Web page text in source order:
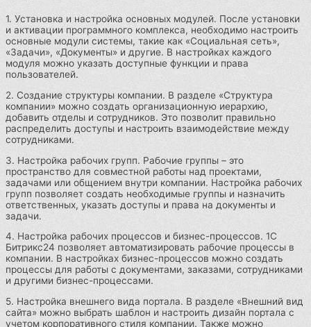
1. Установка и настройка основных модулей. После установки
и активации программного комплекса, необходимо настроить
основные модули системы, такие как «Социальная сеть»,
«Задачи», «Документы» и другие. В настройках каждого
модуля можно указать доступные функции и права
пользователей.
2. Создание структуры компании. В разделе «Структура
компании» можно создать организационную иерархию,
добавить отделы и сотрудников. Это позволит правильно
распределить доступы и настроить взаимодействие между
сотрудниками.
3. Настройка рабочих групп. Рабочие группы – это
пространство для совместной работы над проектами,
задачами или общением внутри компании. Настройка рабочих
групп позволяет создать необходимые группы и назначить
ответственных, указать доступы и права на документы и
задачи.
4. Настройка рабочих процессов и бизнес-процессов. 1С
Битрикс24 позволяет автоматизировать рабочие процессы в
компании. В настройках бизнес-процессов можно создать
процессы для работы с документами, заказами, сотрудниками
и другими бизнес-процессами.
5. Настройка внешнего вида портала. В разделе «Внешний вид
сайта» можно выбрать шаблон и настроить дизайн портала с
учетом корпоративного стиля компании. Также можно